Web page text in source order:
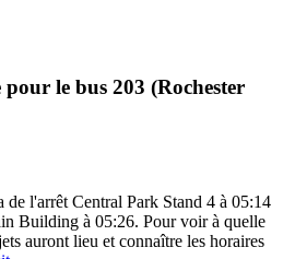
le bus 203 (Rochester
l'arrêt Central Park Stand 4 à 05:14
Building à 05:26. Pour voir à quelle
auront lieu et connaître les horaires